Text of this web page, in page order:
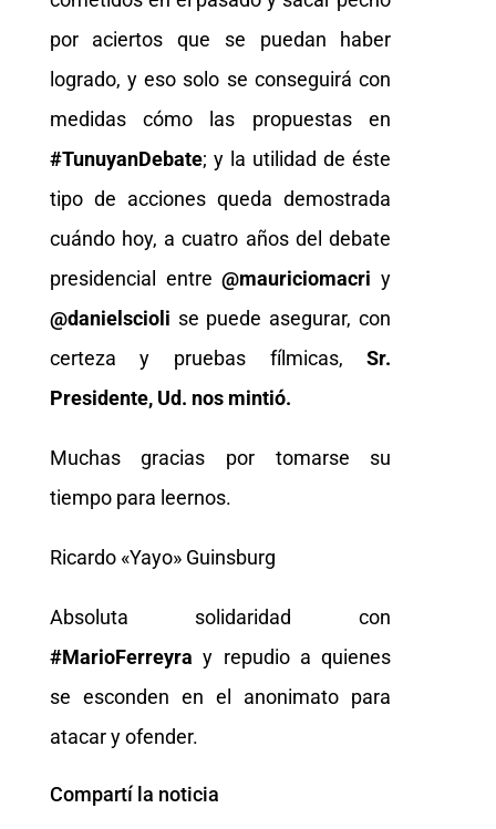
por aciertos que se puedan haber
logrado, y eso solo se conseguirá con
medidas cómo las propuestas en
#TunuyanDebate; y la utilidad de éste
tipo de acciones queda demostrada
cuándo hoy, a cuatro años del debate
presidencial entre@mauriciomacriy
@danielscioli se puede asegurar, con
certeza y pruebas fílmicas,Sr.
Presidente, Ud. nos mintió.
Muchas gracias por tomarse su
tiempo para leernos.
Ricardo «Yayo» Guinsburg
Absoluta solidaridad con
#MarioFerreyray repudio a quienes
se esconden en el anonimato para
atacar y ofender.
Compartí la noticia